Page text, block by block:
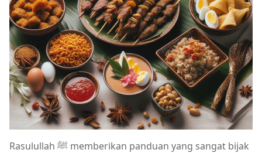
Rasulullah ﷺ memberikan panduan yang sangat bijak